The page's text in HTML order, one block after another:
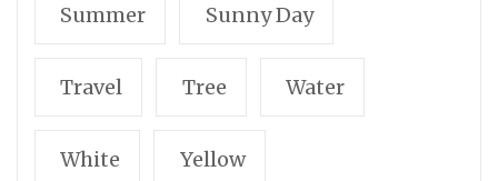
Summer Sunny Day
Travel Tree Water
White Yellow